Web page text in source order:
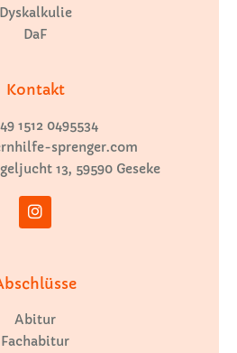
Dyskalkulie
DaF
Kontakt
1512 0495534
sprenger.com
13, 59590 Geseke
Abitur
Fachabitur